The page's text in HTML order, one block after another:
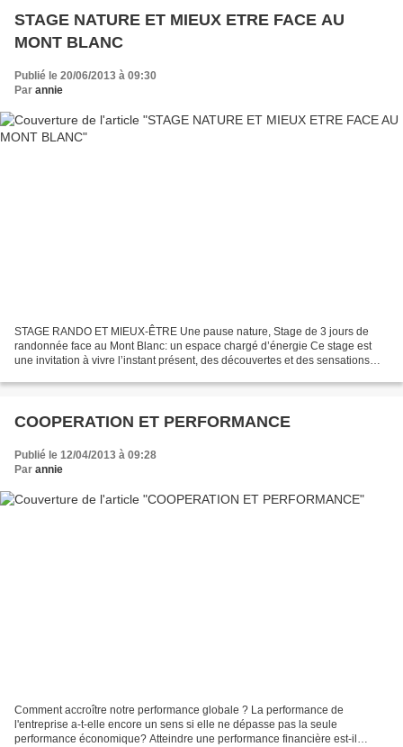
STAGE NATURE ET MIEUX ETRE FACE AU
MONT BLANC
Publié le 20/06/2013 à 09:30
Par annie
STAGE RANDO ET MIEUX-ÊTRE Une pause nature, Stage de 3 jours de
randonnée face au Mont Blanc: un espace chargé d’énergie Ce stage est
une invitation à vivre l’instant présent, des découvertes et des sensations
COOPERATION ET PERFORMANCE
Publié le 12/04/2013 à 09:28
Par annie
Comment accroître notre performance globale ? La performance de
l'entreprise a-t-elle encore un sens si elle ne dépasse pas la seule
performance économique? Atteindre une performance financière est-il